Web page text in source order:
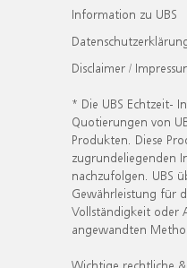
Information zu UBS
Disclaimer /
* Die UBS Echtzeit-
Quotierungen von
Produkten. Diese
zugrundeliegenden
nachzufolgen. UBS
Gewährleistung für
Vollständigkeit oder
angewandten